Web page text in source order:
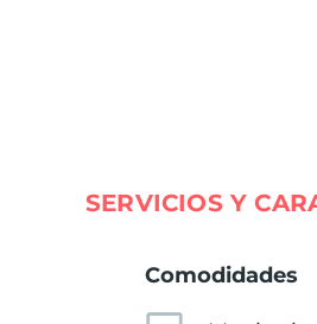
SERVICIOS Y
Comodidades